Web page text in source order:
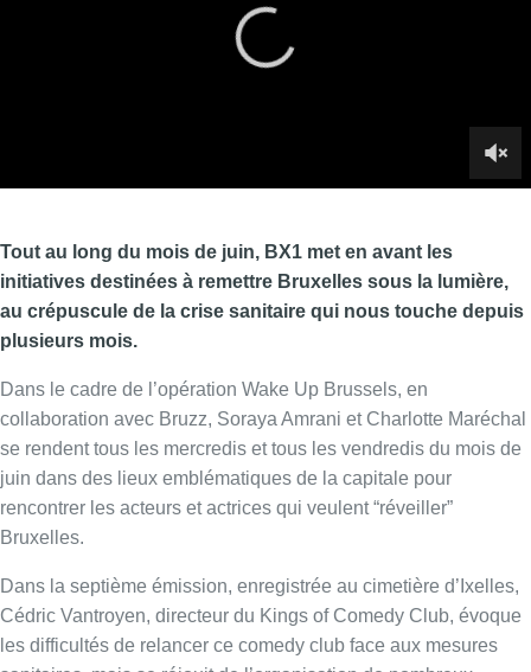
au crépuscule de la crise sanitaire qui nous touche depuis
se rendent tous les mercredis et tous les vendredis du mois de
Dans la septième émission, enregistrée au cimetière d’Ixelles,
Cédric Vantroyen, directeur du Kings of Comedy Club, évoque
les difficultés de relancer ce comedy club face aux mesures
sanitaires, mais se réjouit de l’organisation de nombreux
spectacles durant l’été, avec un public qui devra toutefois être
totalement masqué pour profiter de ces prestations.
►Revivez le 7e numéro de Bruxelles revit depuis Ixelles en
replay et en podcast.
►Tentez de remporter des cadeaux bruxellois, en participant à
notre concours “Le mix des sons”